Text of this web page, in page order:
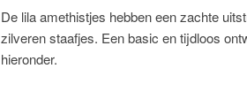
De lila amethistjes hebben een zachte
zilveren staafjes. Een basic en tijdloos
hieronder.